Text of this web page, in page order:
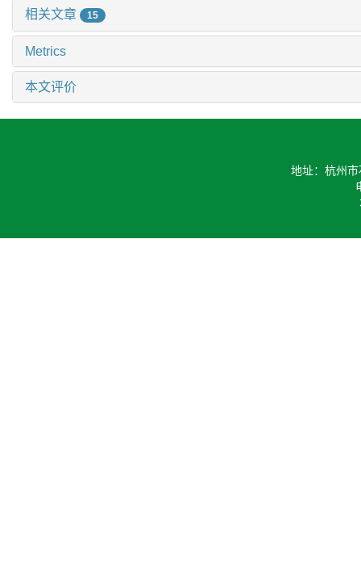
相关文章 15
Metrics
本文评价
地址：杭州